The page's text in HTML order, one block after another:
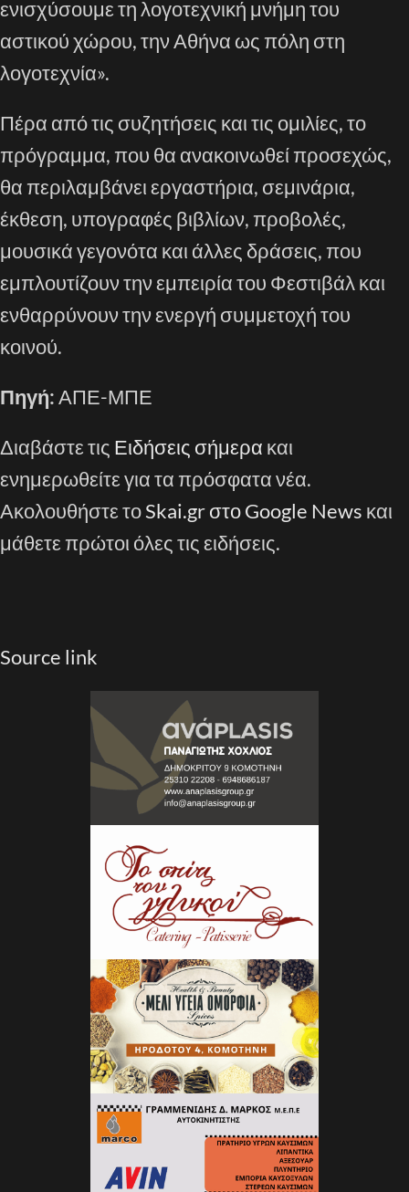
ενισχύσουμε τη λογοτεχνική μνήμη του
αστικού χώρου, την Αθήνα ως πόλη στη
λογοτεχνία».
Πέρα από τις συζητήσεις και τις ομιλίες, το
πρόγραμμα, που θα ανακοινωθεί προσεχώς,
θα περιλαμβάνει εργαστήρια, σεμινάρια,
έκθεση, υπογραφές βιβλίων, προβολές,
μουσικά γεγονότα και άλλες δράσεις, που
εμπλουτίζουν την εμπειρία του Φεστιβάλ και
ενθαρρύνουν την ενεργή συμμετοχή του
κοινού.
Πηγή:ΑΠΕ-ΜΠΕ
Διαβάστε τις Ειδήσεις σήμερα και
ενημερωθείτε για τα πρόσφατα νέα.
Ακολουθήστε τοSkai.gr στο Google News και
μάθετε πρώτοι όλες τις ειδήσεις.
Source link